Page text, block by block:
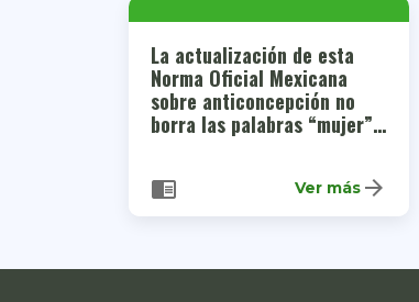
La actualización de esta
Norma Oficial Mexicana
sobre anticoncepción no
borra las palabras “mujer” y
chrome_reader_mode Ver más arrow_forward